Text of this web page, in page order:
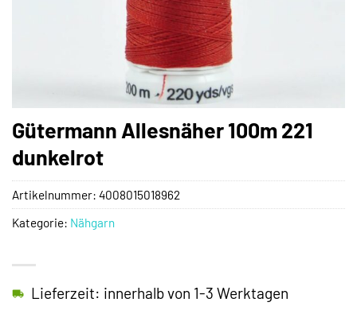
Gütermann Allesnäher 100m 221
dunkelrot
Lieferzeit: innerhalb von 1-3 Werktagen
Artikelnummer: 4008015018962
Kategorie: Nähgarn